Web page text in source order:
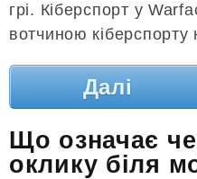
грі. Кіберспорт у
вотчиною
Далі
Що означає
оклику біля